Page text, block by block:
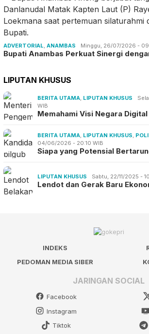
ADVERTORIAL ANAMBAS Minggu, 26/07/2026 -
Bupati Anambas Perkuat Sinergi
LIPUTAN KHUSUS
BERITA UTAMA LIPUTAN KHUSUS
WIB
Memahami Visi Negara
BERITA UTAMA LIPUTAN KHUSUS
04/06/2026 - 20:10 WIB
Siapa yang Potensial
LIPUTAN KHUSUS Sabtu, 22/11/2025 -
Lendot dan Gerak Baru
INDEKS
PEDOMAN MEDIA SIBER
JARINGAN SOCIAL
Facebook
Instagram
Tiktok